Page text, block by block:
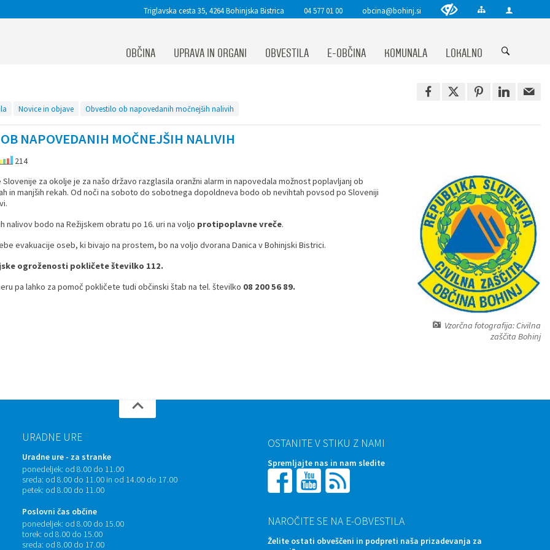
Triglavska cesta 35, 4264 Bohinjska Bistrica 04 577 01 00 obcina@bohinj.si
OBČINA UPRAVA IN ORGANI OBVESTILA E-OBČINA KOMUNALA LOKALNO
Novice in objave Obvestilo ob napovedanih močnejših nalivih
NAPOVEDANIH MOČNEJŠIH NALIVIH
214
Vzorčna fotografija: Civilna
zaščita Bohinj
za okolje je za našo državo razglasila oranžni alarm in napovedala možnost poplavljanj ob
in manjših rekah. Od noči na soboto do sobotnega dopoldneva bodo ob nevihtah povsod po Sloveniji
nalivov bodo na Režijskem obratu po 16. uri na voljo protipoplavne vreče.
evakuacije oseb, ki bivajo na prostem, bo na voljo dvorana Danica v Bohinjski Bistrici.
ogroženosti pokličete številko 112.
pa lahko za pomoč pokličete tudi občinski štab na tel. številko 08 200 56 89.
URADNE URE
Uradne ure - za stranke
ponedeljek: od 8.00 do 11.00
sreda: od 8.00 do 11.00 in od 14.00 do 17.00
petek: od 8.00 do 11.00
Poslovni čas občine
ponedeljek: od 8.00 do 15.00
torek: od 8.00 do 15.00
sreda: od 8.00 do 17.00
OSTANITE V STIKU Z NAMI
Spremljajte nas in nam sledite
NAROČITE SE NA E-OBVESTILA
Želite ostati obveščeni in podpreti naša prizadevanja za